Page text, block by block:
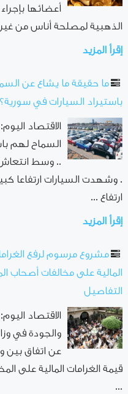
أعضائها
الذهبية لمصلحة أناس من غير
إقرأ المزيد
ما حقيقة ما يشاع عن
باستيراد السيارات في سورية؟
الاقتصاد
السماح لهم
.. وسط
. وشهدت السيارات ارتفاعا
ارتفاع ...
إقرأ المزيد
مشروع مرسوم لرفع
المالية على مخالفات أصحاب
التفاصيل
الاقتصاد
والجودة في
عن اتفاق بين
قيمة الغرامات المالية على
...